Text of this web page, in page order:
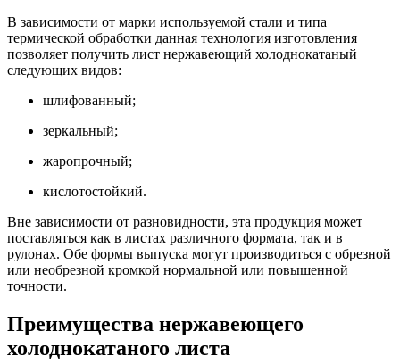
В зависимости от марки используемой стали и типа
термической обработки данная технология изготовления
позволяет получить лист нержавеющий холоднокатаный
следующих видов:
шлифованный;
зеркальный;
жаропрочный;
кислотостойкий.
Вне зависимости от разновидности, эта продукция может
поставляться как в листах различного формата, так и в
рулонах. Обе формы выпуска могут производиться с обрезной
или необрезной кромкой нормальной или повышенной
точности.
Преимущества нержавеющего
холоднокатаного листа